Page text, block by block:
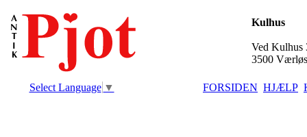
Kulhus
Ved Kulhus
3500
Select Language ▼ FORSIDEN HJÆLP